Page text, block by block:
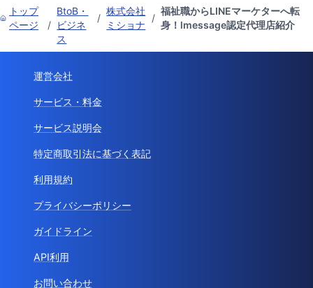
トップ
ページ
/
BtoB・
ビジネ
ス
/
株式会社
ミショナ
/
福祉職からLINEマーケターへ転
身！lmessage認定代理店紹介
運営会社
サービス・料金
サービス説明会
特定商取引法に基づく表記
利用規約
プライバシーポリシー
ガイドライン
API利用
お問い合わせ